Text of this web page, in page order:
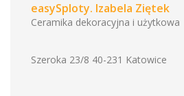
easySploty. Izabela Ziętek
Ceramika dekoracyjna i użytkowa
Szeroka 23/8 40-231 Katowice